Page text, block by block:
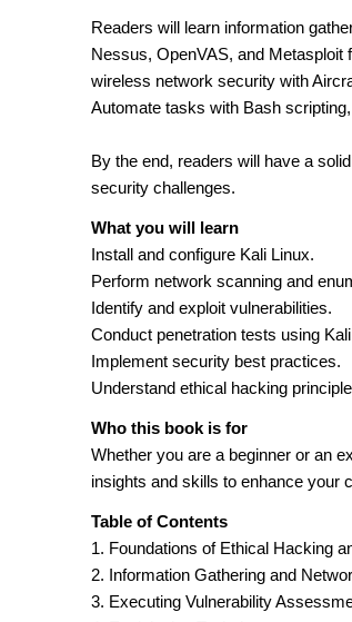
Readers will learn information
Nessus, OpenVAS, and Metasploit
wireless network security with
Automate tasks with Bash
By the end, readers will have a
security challenges.
What you will learn
Install and configure Kali Linux.
Perform network scanning and
Identify and exploit vulnerabilities.
Conduct penetration tests using
Implement security best practices.
Understand ethical hacking
Who this book is for
Whether you are a beginner or an
insights and skills to enhance your
Table of Contents
1. Foundations of Ethical Hacking
2. Information Gathering and
3. Executing Vulnerability